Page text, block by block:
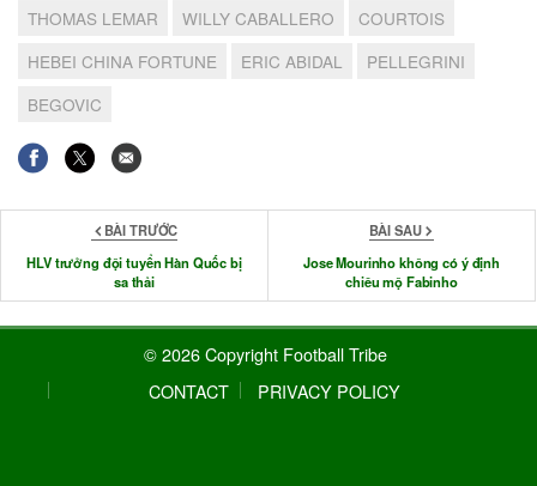
THOMAS LEMAR
WILLY CABALLERO
COURTOIS
HEBEI CHINA FORTUNE
ERIC ABIDAL
PELLEGRINI
BEGOVIC
BÀI TRƯỚC
HLV trưởng đội tuyển Hàn Quốc bị
sa thải
BÀI SAU
Jose Mourinho không có ý định
chiêu mộ Fabinho
© 2026 Copyright Football Tribe
CONTACT
PRIVACY POLICY